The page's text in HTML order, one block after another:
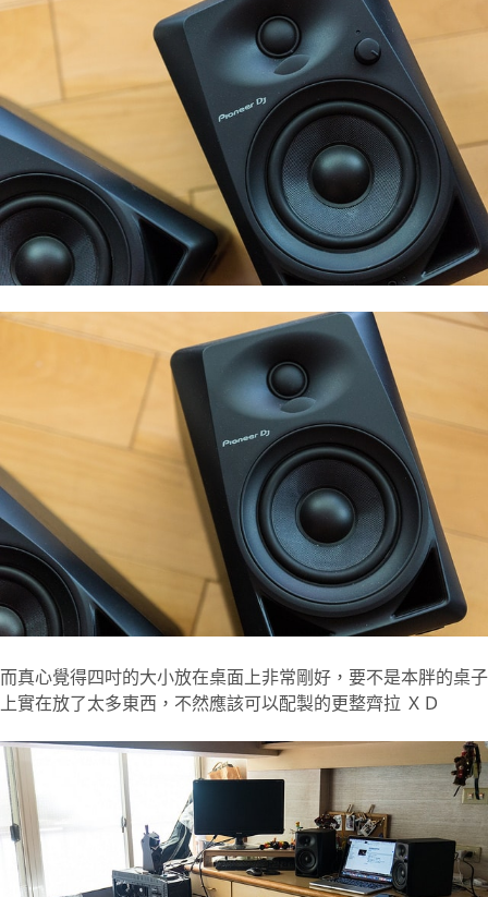
而真心覺得四吋的大小放在桌面上非常剛好，要不是本胖的桌子
上實在放了太多東西，不然應該可以配製的更整齊拉 ＸＤ